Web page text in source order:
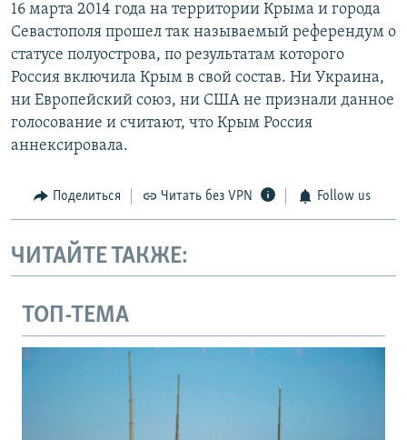
16 марта 2014 года на территории Крыма и города
Севастополя прошел так называемый референдум о
статусе полуострова, по результатам которого
Россия включила Крым в свой состав. Ни Украина,
ни Европейский союз, ни США не признали данное
голосование и считают, что Крым Россия
аннексировала.
Поделиться Читать без VPN Follow us
ЧИТАЙТЕ ТАКЖЕ:
ТОП-ТЕМА